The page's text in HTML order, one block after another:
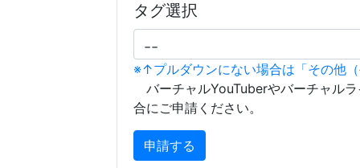
タグ選択
※↑プルダウンにない場合は「その他
バーチャルYouTuberやバーチャル
合にご申請ください。
申請する